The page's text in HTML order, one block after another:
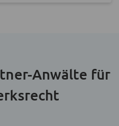
Anwälte für